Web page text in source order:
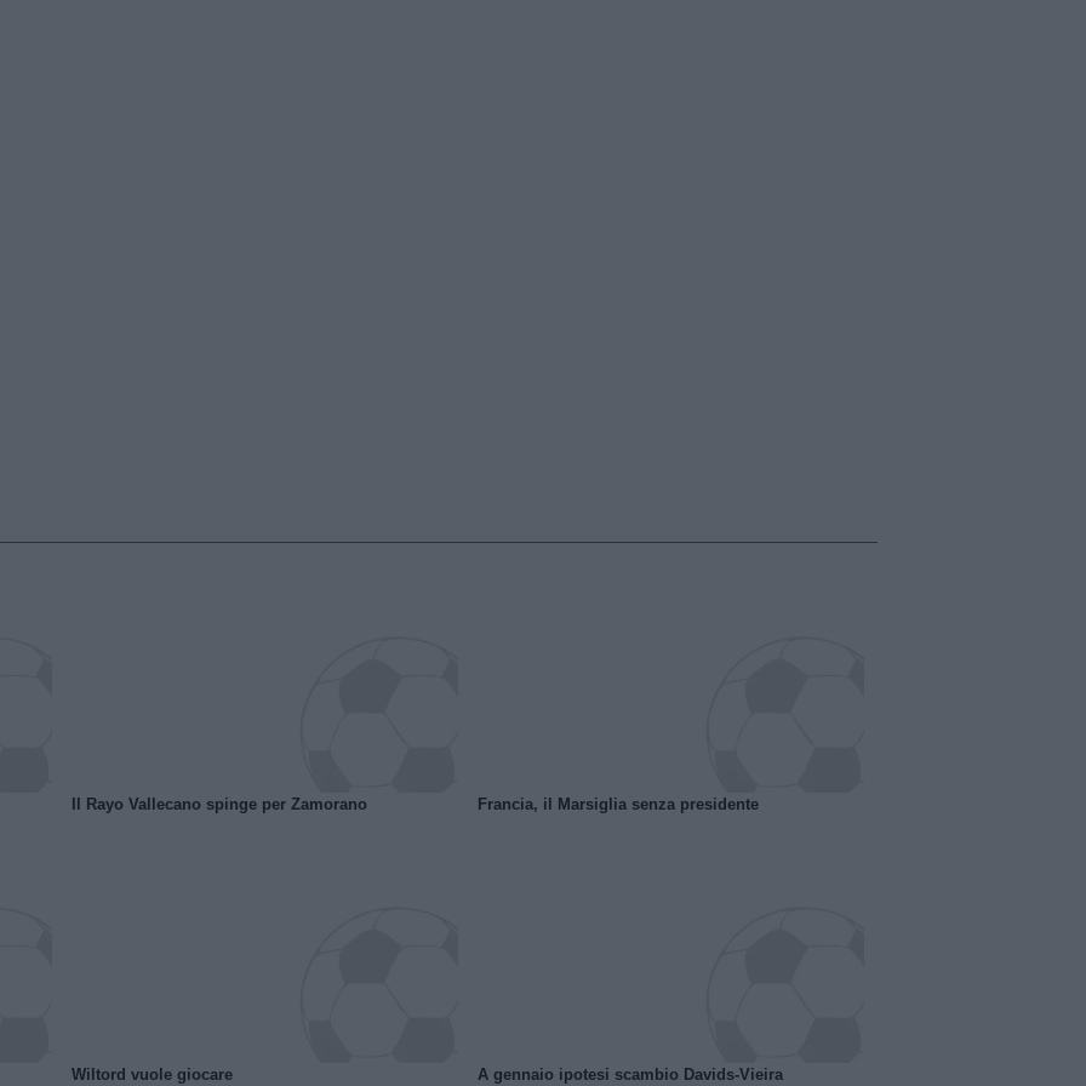
Il Rayo Vallecano spinge per Zamorano Francia, il Marsiglia senza presidente
Wiltord vuole giocare A gennaio ipotesi scambio Davids-Vieira